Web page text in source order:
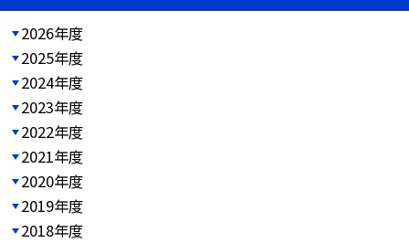
2026年度
2025年度
2024年度
2023年度
2022年度
2021年度
2020年度
2019年度
2018年度